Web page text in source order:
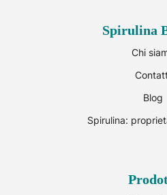
Spirulina
Chi
Blog
Spirulina: